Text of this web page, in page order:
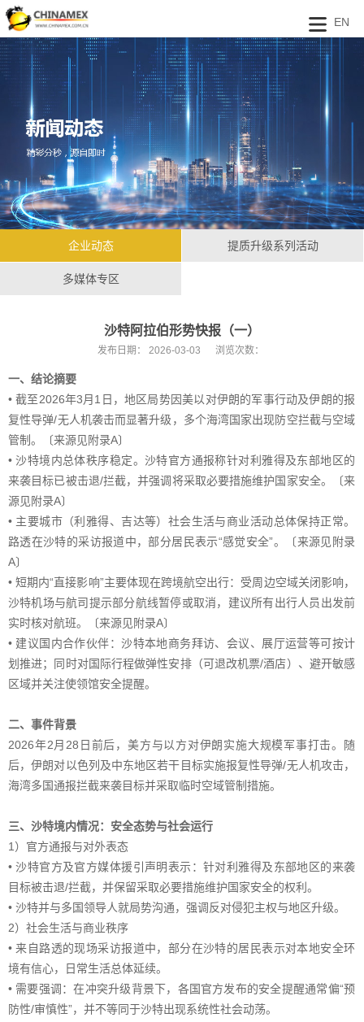
EN
企业动态 提质升级系列活动
多媒体专区
沙特阿拉伯形势快报（一）
发布日期： 2026-03-03 浏览次数：
一、结论摘要
• 截至2026年3月1日，地区局势因美以对伊朗的军事行动及伊朗的报
复性导弹/无人机袭击而显著升级，多个海湾国家出现防空拦截与空域
管制。〔来源见附录A〕
• 沙特境内总体秩序稳定。沙特官方通报称针对利雅得及东部地区的
来袭目标已被击退/拦截，并强调将采取必要措施维护国家安全。〔来
源见附录A〕
• 主要城市（利雅得、吉达等）社会生活与商业活动总体保持正常。
路透在沙特的采访报道中，部分居民表示“感觉安全”。〔来源见附录
A〕
• 短期内“直接影响”主要体现在跨境航空出行：受周边空域关闭影响，
沙特机场与航司提示部分航线暂停或取消，建议所有出行人员出发前
实时核对航班。〔来源见附录A〕
• 建议国内合作伙伴：沙特本地商务拜访、会议、展厅运营等可按计
划推进；同时对国际行程做弹性安排（可退改机票/酒店）、避开敏感
区域并关注使领馆安全提醒。
二、事件背景
2026年2月28日前后，美方与以方对伊朗实施大规模军事打击。随
后，伊朗对以色列及中东地区若干目标实施报复性导弹/无人机攻击，
海湾多国通报拦截来袭目标并采取临时空域管制措施。
三、沙特境内情况：安全态势与社会运行
1）官方通报与对外表态
• 沙特官方及官方媒体援引声明表示：针对利雅得及东部地区的来袭
目标被击退/拦截，并保留采取必要措施维护国家安全的权利。
• 沙特并与多国领导人就局势沟通，强调反对侵犯主权与地区升级。
2）社会生活与商业秩序
• 来自路透的现场采访报道中，部分在沙特的居民表示对本地安全环
境有信心，日常生活总体延续。
• 需要强调：在冲突升级背景下，各国官方发布的安全提醒通常偏“预
防性/审慎性”，并不等同于沙特出现系统性社会动荡。